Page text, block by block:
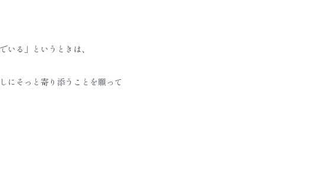
る」というときは、
にそっと寄り添うことを願って